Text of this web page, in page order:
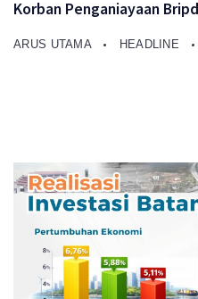
Korban Penganiayaan
ARUS UTAMA HEADLINE